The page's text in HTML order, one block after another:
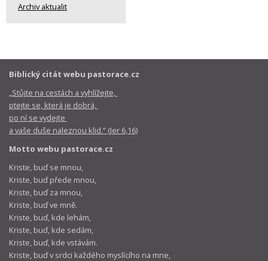
Archiv aktualit
Biblický citát webu pastorace.cz
„Stůjte na cestách a vyhlížejte,
ptejte se, která je dobrá,
po ní se vydejte
a vaše duše naleznou klid.“ (Jer 6,16)
Motto webu pastorace.cz
Kriste, buď se mnou,
Kriste, buď přede mnou,
Kriste, buď za mnou,
Kriste, buď ve mně.
Kriste, buď, kde lehám,
Kriste, buď, kde sedám,
Kriste, buď, kde vstávám.
Kriste, buď v srdci každého myslícího na mne,